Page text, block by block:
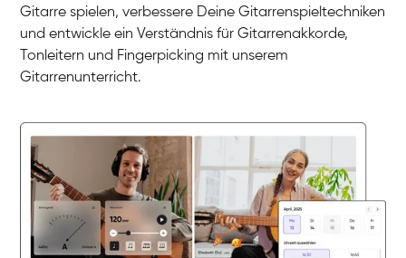
Gitarre
Gitarre
E-Gitarre
E-Gitarre
Gitarre spielen, verbessere Deine Gitarrenspieltechniken
und entwickle ein Verständnis für Gitarrenakkorde,
Tonleitern und Fingerpicking mit unserem
Gitarrenunterricht.